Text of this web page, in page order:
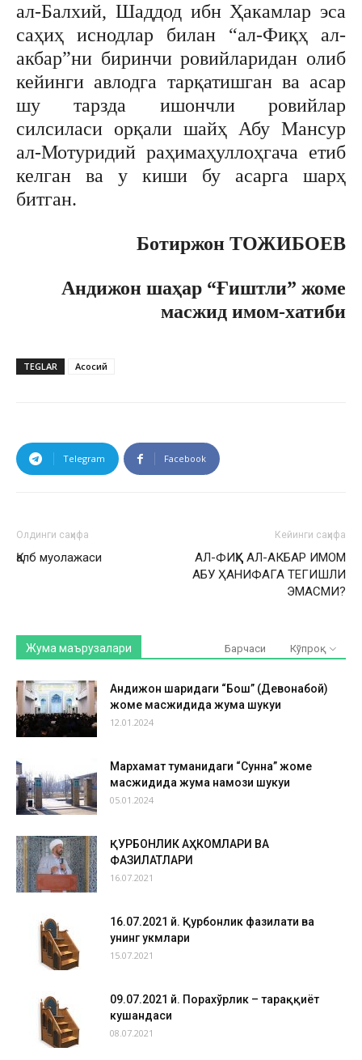
ал-Балхий, Шаддод ибн Ҳакамлар эса
саҳиҳ иснодлар билан “ал-Фиқҳ ал-
акбар”ни биринчи ровийларидан олиб
кейинги авлодга тарқатишган ва асар
шу тарзда ишончли ровийлар
силсиласи орқали шайҳ Абу Мансур
ал-Мотуридий раҳимаҳуллоҳгача етиб
келган ва у киши бу асарга шарҳ
битган.
Ботиржон ТОЖИБОЕВ
Андижон шаҳар “Ғиштли” жоме
масжид имом-хатиби
TEGLAR Асосий
Telegram Facebook
Олдинги саҳифа
Қалб муолажаси
Кейинги саҳифа
АЛ-ФИҚҲ АЛ-АКБАР ИМОМ
АБУ ҲАНИФАГА ТЕГИШЛИ
ЭМАСМИ?
Жума маърузалари Барчаси Кўпроқ
Андижон шаҳридаги “Бош” (Девонабой)
жоме масжидида жума шукуҳи
12.01.2024
Мархамат туманидаги “Сунна” жоме
масжидида жума намози шукуҳи
05.01.2024
ҚУРБОНЛИК АҲКОМЛАРИ ВА
ФАЗИЛАТЛАРИ
16.07.2021
16.07.2021 й. Қурбонлик фазилати ва
унинг ҳукмлари
15.07.2021
09.07.2021 й. Порахўрлик – тараққиёт
кушандаси
08.07.2021